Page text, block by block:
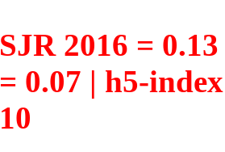
SJR 2016 =
= 0.07 | h5-
10